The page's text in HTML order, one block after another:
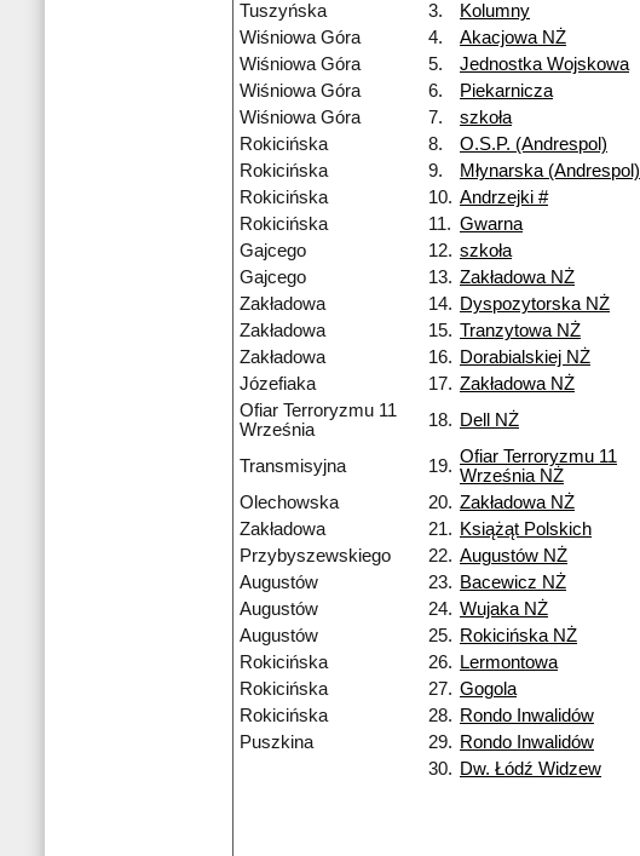
Tuszyńska
3. Kolumny
Wiśniowa Góra
4.
Akacjowa NŻ
Wiśniowa Góra
5.
Jednostka Wojskowa
Wiśniowa Góra
6.
Piekarnicza
Wiśniowa Góra
7.
szkoła
Rokicińska
8. O.S.P. (Andrespol)
Rokicińska
9. Młynarska (Andrespol)
Rokicińska
10. Andrzejki #
Rokicińska
11. Gwarna
Gajcego
12. szkoła
Gajcego
13. Zakładowa NŻ
Zakładowa
14. Dyspozytorska NŻ
Zakładowa
15. Tranzytowa NŻ
Zakładowa
16. Dorabialskiej NŻ
Józefiaka
17. Zakładowa NŻ
Ofiar Terroryzmu 11
Września
18. Dell NŻ
Transmisyjna 19. Ofiar Terroryzmu 11
Września NŻ
Olechowska 20. Zakładowa NŻ
Zakładowa
21. Książąt Polskich
Przybyszewskiego
22. Augustów NŻ
Augustów
23. Bacewicz NŻ
Augustów
24. Wujaka NŻ
Augustów
25. Rokicińska NŻ
Rokicińska
26. Lermontowa
Rokicińska
27. Gogola
Rokicińska
28. Rondo Inwalidów
Puszkina
29. Rondo Inwalidów
30. Dw. Łódź Widzew